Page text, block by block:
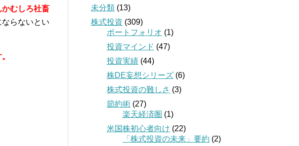
かむしろ社畜
らないとい
未分類 (13)
株式投資 (309)
ポートフォリオ (1)
投資マインド (47)
投資実績 (44)
株DE妄想シリーズ (6)
株式投資の難しさ (3)
節約術 (27)
楽天経済圏 (1)
米国株初心者向け (22)
「株式投資の未来」要約 (2)